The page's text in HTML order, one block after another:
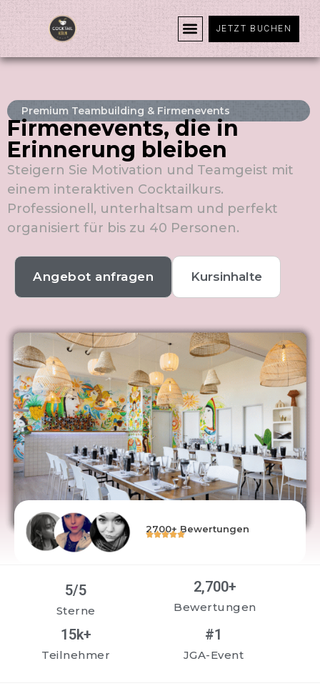
JETZT BUCHEN
Premium Teambuilding & Firmenevents
Firmenevents, die in
Erinnerung bleiben
Steigern Sie Motivation und Teamgeist mit
einem interaktiven Cocktailkurs.
Professionell, unterhaltsam und perfekt
organisiert für bis zu 40 Personen.
Angebot anfragen Kursinhalte
2700+ Bewertungen
Sterne
5/5
Bewertungen
2,700+
Teilnehmer
15k+
JGA-Event
#1